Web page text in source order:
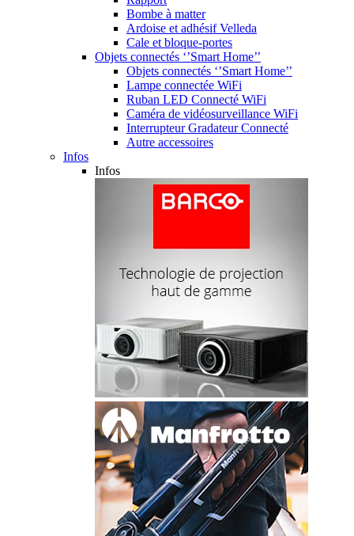
Bombe à matter
Ardoise et adhésif Velleda
Cale et bloque-portes
Objets connectés ‘’Smart Home’’
Objets connectés ‘’Smart Home’’
Lampe connectée WiFi
Ruban LED Connecté WiFi
Caméra de vidéosurveillance WiFi
Interrupteur Gradateur Connecté
Autre accessoires
Infos
Infos